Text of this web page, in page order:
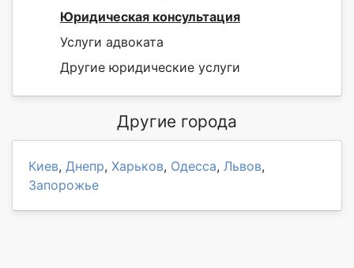
Юридическая консультация
Услуги адвоката
Другие юридические услуги
Другие города
Киев, Днепр, Харьков, Одесса, Львов,
Запорожье